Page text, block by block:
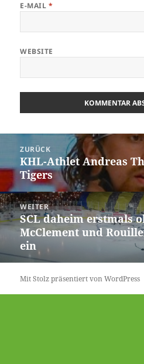
E-MAIL *
WEBSITE
Navigation
ZURÜCK
Vorheriger
Beitrag:
KHL-Athlet Andreas
Tigers
WEITER
Nächster
Beitrag:
SCL daheim erstmals
McClement und
ein
Mit Stolz präsentiert von WordPress